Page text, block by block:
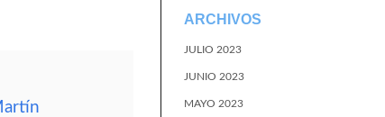
ARCHIVOS
JULIO 2023
JUNIO 2023
MAYO 2023